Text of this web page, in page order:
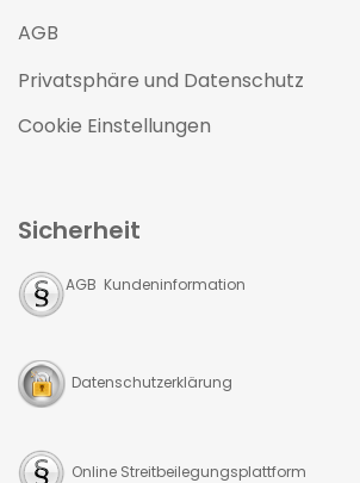
AGB
Privatsphäre und Datenschutz
Cookie Einstellungen
Sicherheit
AGB Kundeninformation
Datenschutzerklärung
Online Streitbeilegungsplattform